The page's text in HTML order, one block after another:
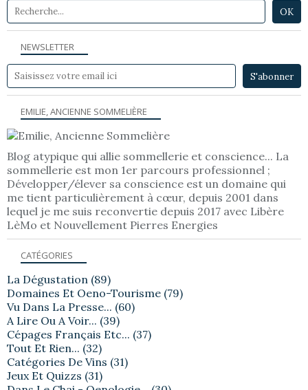
NEWSLETTER
EMILIE, ANCIENNE SOMMELIÈRE
Blog atypique qui allie sommellerie et conscience... La
sommellerie est mon 1er parcours professionnel ;
Développer/élever sa conscience est un domaine qui
me tient particulièrement à cœur, depuis 2001 dans
lequel je me suis reconvertie depuis 2017 avec Libère
LèMo et Nouvellement Pierres Energies
CATÉGORIES
La Dégustation (89)
Domaines Et Oeno-Tourisme (79)
Vu Dans La Presse... (60)
A Lire Ou A Voir... (39)
Cépages Français Etc... (37)
Tout Et Rien... (32)
Catégories De Vins (31)
Jeux Et Quizzs (31)